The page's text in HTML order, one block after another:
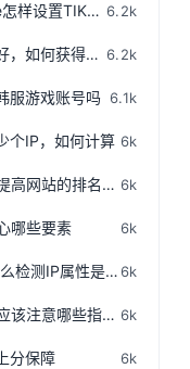
手把手教会你,苹果手机iPhone怎样设置TIKTOK文的运营环境，手把手教你怎样运营海外抖音 服务器购买 6.2k
韩国IP搭建游戏加速服务哪家好，如何获得韩国IP 6.2k
服游戏账号吗 6.1k
个IP，如何计算 6k
如何选择合适的站群服务器，提高网站的排名和流量 6k
哪些要素 6k
明明购买的是香港服务器,为什么检测IP属性是归美国?「视频+文案」6k
站群服务器的配置和性能，你应该注意哪些指标和参数？ 6k
分保障 6k